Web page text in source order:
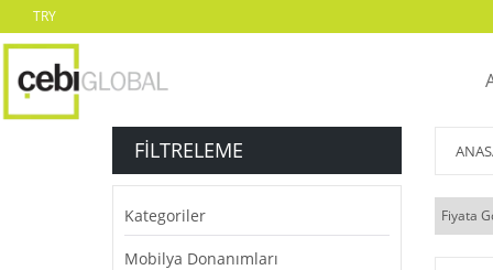
TRY
FILTRELEME
Kategoriler
Mobilya Donanımları
Fiyata